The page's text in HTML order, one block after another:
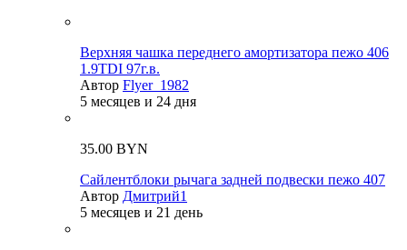
Верхняя чашка переднего амортизатора пежо 406
1.9TDI 97г.в.
Автор Flyer_1982
5 месяцев и 24 дня
35.00 BYN
Сайлентблоки рычага задней подвески пежо 407
Автор Дмитрий1
5 месяцев и 21 день